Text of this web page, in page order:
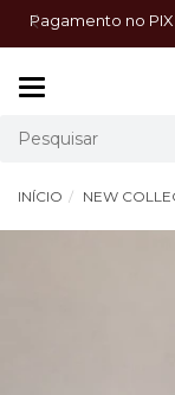
em até 6x sem
INÍCIO NEW